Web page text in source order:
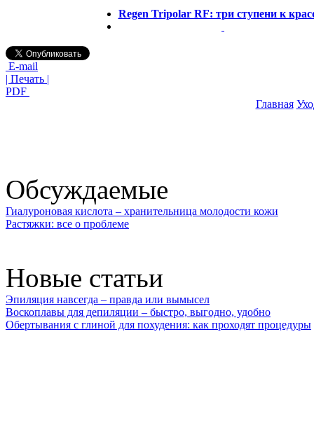
Regen Tripolar RF: три ступени к
E-mail
| Печать |
PDF
Главная
Обсуждаемые
Гиалуроновая кислота – хранительница молодости кожи
Растяжки: все о проблеме
Новые статьи
Эпиляция навсегда – правда или вымысел
Воскоплавы для депиляции – быстро, выгодно, удобно
Обертывания с глиной для похудения: как проходят процедуры